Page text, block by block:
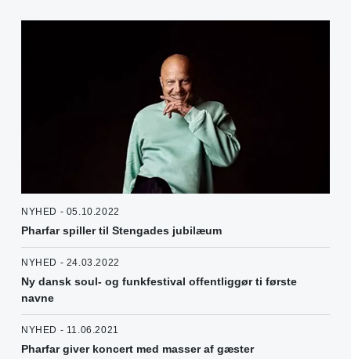
NYHED - 05.10.2022
Pharfar spiller til Stengades jubilæum
NYHED - 24.03.2022
Ny dansk soul- og funkfestival offentliggør ti første
navne
NYHED - 11.06.2021
Pharfar giver koncert med masser af gæster